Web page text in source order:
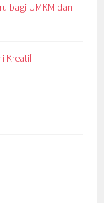
bagi UMKM dan
Kreatif